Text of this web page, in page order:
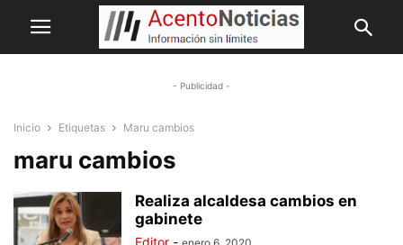
- Publicidad -
Inicio Etiquetas Maru cambios
maru cambios
Realiza alcaldesa cambios en
gabinete
Editor -